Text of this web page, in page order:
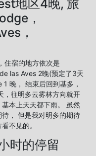
地区4晚, 旅
，
，
住宿的地方依次是
las Aves 2晚(预定了3天
晚， 结束后回到基多，
，往明多云雾林方向就开
本上天天都下雨。 虽然
， 但是我对明多的期待
不见的。
时的停留